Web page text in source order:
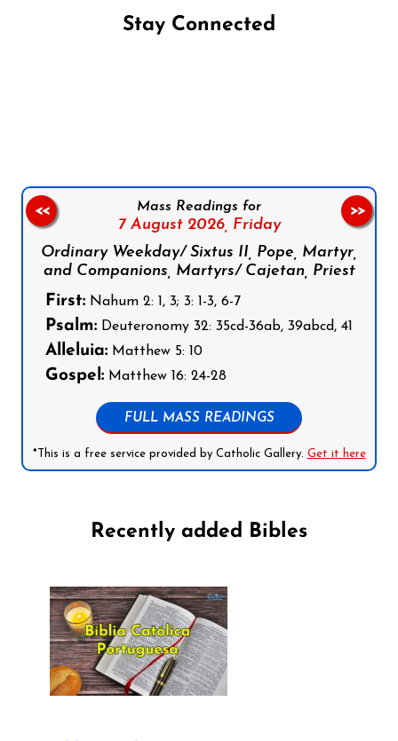
Stay Connected
Mass Readings for
7 August 2026, Friday
Ordinary Weekday/ Sixtus II, Pope, Martyr,
and Companions, Martyrs/ Cajetan, Priest
First: Nahum 2: 1, 3; 3: 1-3, 6-7
Psalm: Deuteronomy 32: 35cd-36ab, 39abcd, 41
Alleluia: Matthew 5: 10
Gospel: Matthew 16: 24-28
FULL MASS READINGS
*This is a free service provided by Catholic Gallery. Get it here
<< >>
Recently added Bibles